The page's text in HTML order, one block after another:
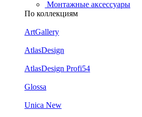
Монтажные аксессуары
По коллекциям
ArtGallery
AtlasDesign
AtlasDesign Profi54
Glossa
Unica New